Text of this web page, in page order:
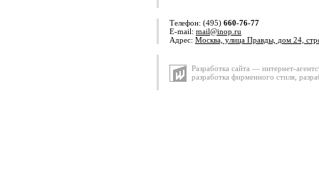
Телефон: (495) 660-76-77
E-mail: mail@inop.ru
Адрес: Москва, улица Правды, дом 24,
Разработка сайта — интернет-
разработка фирменного стиля